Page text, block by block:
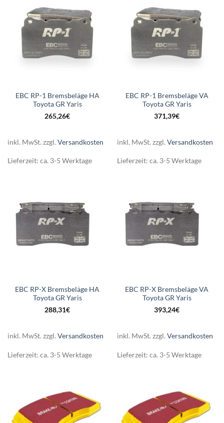
EBC RP-1 Bremsbeläge HA
Toyota GR Yaris
265,26€
inkl. MwSt. zzgl. Versandkosten
Lieferzeit: ca. 3-5 Werktage
EBC RP-1 Bremsbeläge VA
Toyota GR Yaris
371,39€
inkl. MwSt. zzgl. Versandkosten
Lieferzeit: ca. 3-5 Werktage
EBC RP-X Bremsbeläge HA
Toyota GR Yaris
288,31€
inkl. MwSt. zzgl. Versandkosten
Lieferzeit: ca. 3-5 Werktage
EBC RP-X Bremsbeläge VA
Toyota GR Yaris
393,24€
inkl. MwSt. zzgl. Versandkosten
Lieferzeit: ca. 3-5 Werktage